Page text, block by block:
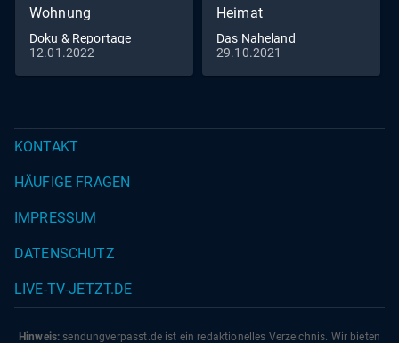
Wohnung
Doku & Reportage
12.01.2022
Heimat
Das Naheland
29.10.2021
KONTAKT
HÄUFIGE FRAGEN
IMPRESSUM
DATENSCHUTZ
LIVE-TV-JETZT.DE
Hinweis: sendungverpasst.de ist ein redaktionelles Verzeichnis. Wir bieten